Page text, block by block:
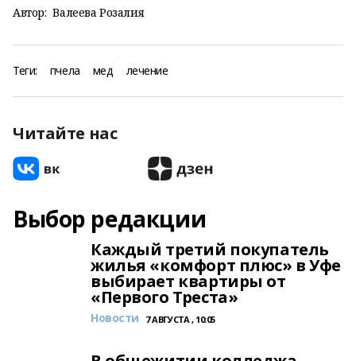
Автор: Валеева Розалия
Теги: пчела мед лечение
Читайте нас
Выбор редакции
Каждый третий покупатель
жилья «комфорт плюс» в Уфе
выбирает квартиры от
«Первого Треста»
Новости 7 АВГУСТА , 10:05